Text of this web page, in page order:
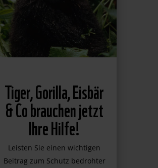
Tiger, Gorilla, Eisbär
& Co brauchen jetzt
Ihre Hilfe!
Leisten Sie einen wichtigen
Beitrag zum Schutz bedrohter